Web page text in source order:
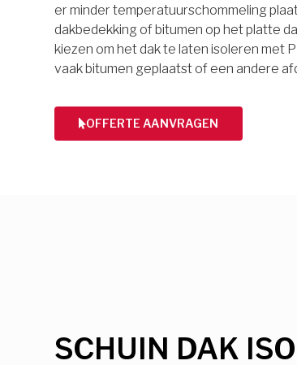
er minder temperatuurschommeling
dakbedekking of bitumen op het platte
kiezen om het dak te laten isoleren met
vaak bitumen geplaatst of een andere
OFFERTE AANVRAGEN
SCHUIN DAK